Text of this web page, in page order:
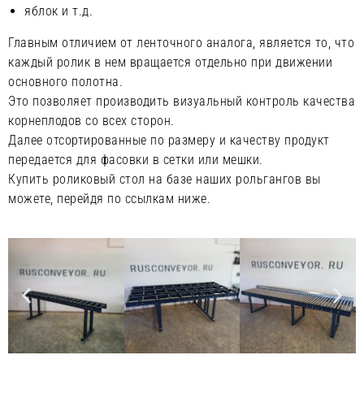
яблок и т.д.
Главным отличием от ленточного аналога, является то, что
каждый ролик в нем вращается отдельно при движении
основного полотна.
Это позволяет производить визуальный контроль качества
корнеплодов со всех сторон.
Далее отсортированные по размеру и качеству продукт
передается для фасовки в сетки или мешки.
Купить роликовый стол на базе наших рольгангов вы
можете, перейдя по ссылкам ниже.